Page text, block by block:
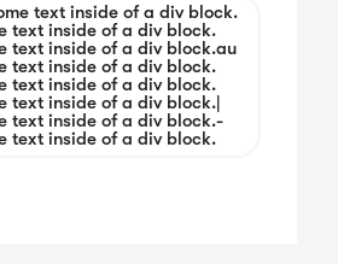
text inside of a div block.
text inside of a div block.
text inside of a div block.au
text inside of a div block.
text inside of a div block.
text inside of a div block.|
text inside of a div block.-
text inside of a div block.